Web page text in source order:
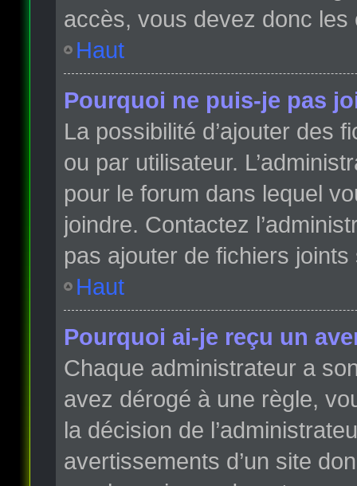
accès, vous devez donc les
Haut
Pourquoi ne puis-je pas
La possibilité d’ajouter des
ou par utilisateur.
pour le forum dans lequel
joindre. Contactez
pas ajouter de fichiers
Haut
Pourquoi ai-je reçu un
Chaque administrateur a
avez dérogé à une règle,
la décision de
avertissements d’un site